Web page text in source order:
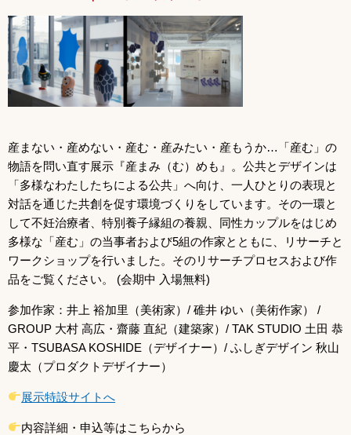
産まない・産めない・産む・産みたい・産もうか…「産む」の
物語を問い直す展示『産まみ（む）めも』。公共とデザインは
「多様なわたしたちによる公共」へ向け、一人ひとりの表現と
対話を通じた共創を促す環境づくりをしています。その一環と
して不妊治療者、特別養子縁組の養親、同性カップルをはじめ
多様な「産む」の当事者および5組の作家とともに、リサーチと
ワークショップを行いました。そのリサーチプロセスおよび作
品をご覧ください。 (会期中 入場無料)
参加作家：井上 裕加里（美術家）/ 碓井 ゆい（美術作家） /
GROUP 大村 高広・齋藤 直紀（建築家）/ TAK STUDIO 土田 恭
平・TSUBASA KOSHIDE（デザイナー）/ ふしぎデザイン 秋山
慶太（プロダクトデザイナー）
展示特設サイトへ
内容詳細・申込等はこちらから